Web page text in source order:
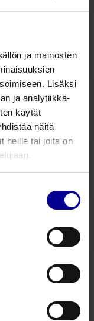
ja mainosten
Lisäksi
ja analytiikka-
käytät
näitä
heille tai joita on
potilaalle
säästät